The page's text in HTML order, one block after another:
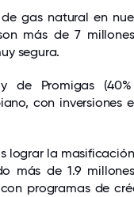
gas natural en
más de 7
segura.
de Promigas
con inversiones
lograr la
más de 1.9
programas de